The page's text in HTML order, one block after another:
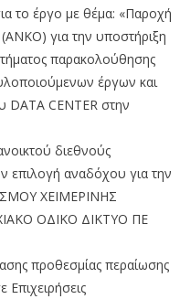
το έργο με θέμα: «Παροχή
για την υποστήριξη
παρακολούθησης
έργων και
DATA CENTER στην
διεθνούς
επιλογή αναδόχου για την
ΧΕΙΜΕΡΙΝΗΣ
ΟΔΙΚΟ ΔΙΚΤΥΟ ΠΕ
προθεσμίας περαίωσης